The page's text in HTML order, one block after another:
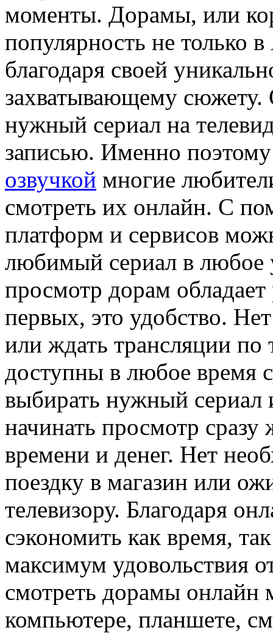
моменты. Дорамы, или
популярность не только
благодаря своей
захватывающему сюжету.
нужный сериал на
записью. Именно
озвучкой многие
смотреть их онлайн. С
платформ и сервисов
любимый сериал в любое
просмотр дорам
первых, это удобство.
или ждать трансляции по
доступны в любое время
выбирать нужный сериал
начинать просмотр
времени и денег. Нет
поездку в магазин или
телевизору. Благодаря
сэкономить как время,
максимум удовольствия
смотреть дорамы
компьютере, планшете,